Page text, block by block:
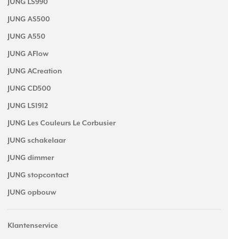
JUNG LS990
JUNG AS500
JUNG A550
JUNG AFlow
JUNG ACreation
JUNG CD500
JUNG LS1912
JUNG Les Couleurs Le Corbusier
JUNG schakelaar
JUNG dimmer
JUNG stopcontact
JUNG opbouw
Klantenservice